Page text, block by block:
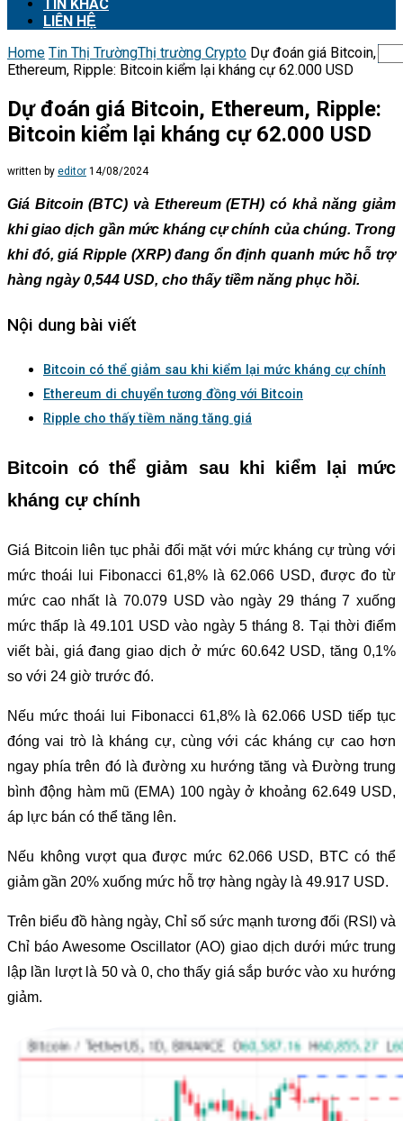
TIN KHÁC
LIÊN HỆ
Home Tin Thị TrườngThị trường Crypto Dự đoán giá Bitcoin,
Ethereum, Ripple: Bitcoin kiểm lại kháng cự 62.000 USD
Dự đoán giá Bitcoin, Ethereum, Ripple:
Bitcoin kiểm lại kháng cự 62.000 USD
written by editor 14/08/2024
Giá Bitcoin (BTC) và Ethereum (ETH) có khả năng giảm
khi giao dịch gần mức kháng cự chính của chúng. Trong
khi đó, giá Ripple (XRP) đang ổn định quanh mức hỗ trợ
hàng ngày 0,544 USD, cho thấy tiềm năng phục hồi.
Nội dung bài viết
Bitcoin có thể giảm sau khi kiểm lại mức kháng cự chính
Ethereum di chuyển tương đồng với Bitcoin
Ripple cho thấy tiềm năng tăng giá
Bitcoin có thể giảm sau khi kiểm lại mức
kháng cự chính
Giá Bitcoin liên tục phải đối mặt với mức kháng cự trùng với
mức thoái lui Fibonacci 61,8% là 62.066 USD, được đo từ
mức cao nhất là 70.079 USD vào ngày 29 tháng 7 xuống
mức thấp là 49.101 USD vào ngày 5 tháng 8. Tại thời điểm
viết bài, giá đang giao dịch ở mức 60.642 USD, tăng 0,1%
so với 24 giờ trước đó.
Nếu mức thoái lui Fibonacci 61,8% là 62.066 USD tiếp tục
đóng vai trò là kháng cự, cùng với các kháng cự cao hơn
ngay phía trên đó là đường xu hướng tăng và Đường trung
bình động hàm mũ (EMA) 100 ngày ở khoảng 62.649 USD,
áp lực bán có thể tăng lên.
Nếu không vượt qua được mức 62.066 USD, BTC có thể
giảm gần 20% xuống mức hỗ trợ hàng ngày là 49.917 USD.
Trên biểu đồ hàng ngày, Chỉ số sức mạnh tương đối (RSI) và
Chỉ báo Awesome Oscillator (AO) giao dịch dưới mức trung
lập lần lượt là 50 và 0, cho thấy giá sắp bước vào xu hướng
giảm.